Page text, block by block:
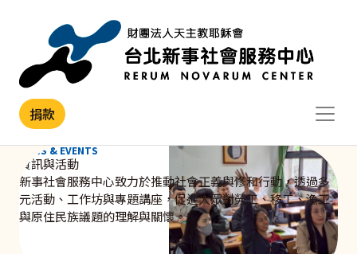
捐款
NEWS & EVENTS
資訊與活動
新事社會服務中心致力於推動社會正義與修和行動，透過多
元活動、工作坊與專題講座，促進大眾對勞工、移工、漁工
與原住民族議題的理解與關懷。